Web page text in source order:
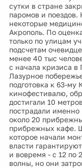
сутки в стране
паромов и
некоторые
Акрополь. По
только по улицам
подсчетам
менее 40 тыс
с начала кризиса
Лазурное
подготовка к 63-
кинофестивалю,
достигали 10
пострадали
около 20
прибрежных кафе.
которое начали
власти
и вовремя - с 12 по
волны, но они